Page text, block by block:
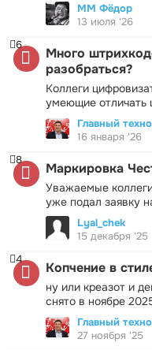
ММ Фёдор
13 июля '26
Много
разобраться?
Коллеги
умеющие отличать
6
Главный
16 января '26
Маркировка
Уважаемые
уже подал заявку
8
Lyal_chek
15 декабря '25
Копчение в
ну или креазот и
снято в ноябре
4
Главный
27 ноября '25